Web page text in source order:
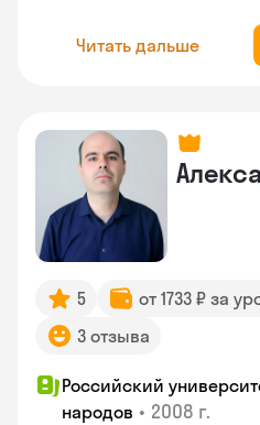
Читать дальше
5 от 1733 ₽ за
3 отзыва
Российский
народов • 2008 г.